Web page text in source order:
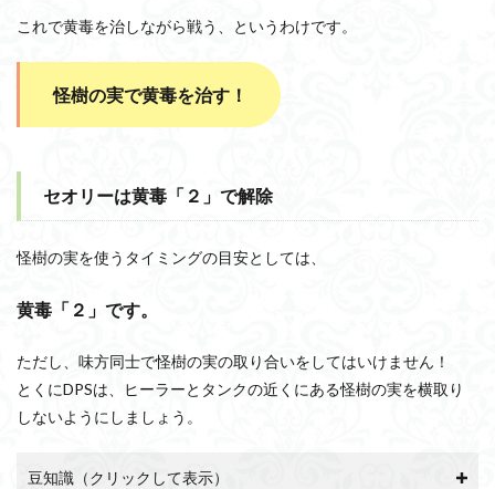
これで黄毒を治しながら戦う、というわけです。
怪樹の実で黄毒を治す！
セオリーは黄毒「２」で解除
怪樹の実を使うタイミングの目安としては、
黄毒「２」です。
ただし、味方同士で怪樹の実の取り合いをしてはいけません！
とくにDPSは、ヒーラーとタンクの近くにある怪樹の実を横取り
しないようにしましょう。
豆知識（クリックして表示）